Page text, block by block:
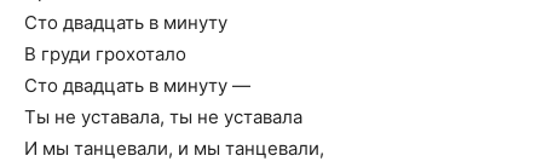
Сто двадцать в минуту
В груди грохотало
Сто двадцать в минуту —
Ты не уставала, ты не уставала
И мы танцевали, и мы танцевали,